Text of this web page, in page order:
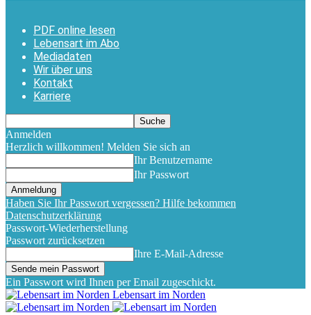
PDF online lesen
Lebensart im Abo
Mediadaten
Wir über uns
Kontakt
Karriere
Anmelden
Herzlich willkommen! Melden Sie sich an
Ihr Benutzername
Ihr Passwort
Haben Sie Ihr Passwort vergessen? Hilfe bekommen
Datenschutzerklärung
Passwort-Wiederherstellung
Passwort zurücksetzen
Ihre E-Mail-Adresse
Ein Passwort wird Ihnen per Email zugeschickt.
Lebensart im Norden